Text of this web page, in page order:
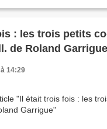
: les trois petits
de Roland Garrigue
14:29